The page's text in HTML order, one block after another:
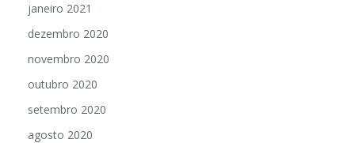
janeiro 2021
dezembro 2020
novembro 2020
outubro 2020
setembro 2020
agosto 2020